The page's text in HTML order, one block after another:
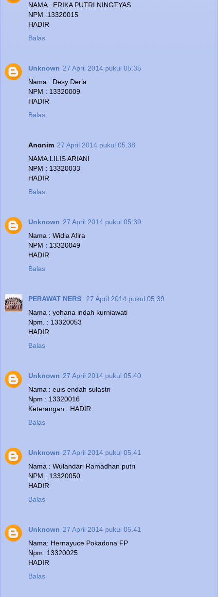
NAMA : ERIKA PUTRI NINGTYAS
NPM :13320015
HADIR
Balas
Unknown 27 April 2014 pukul 05.35
Nama : Desy Deria
NPM : 13320009
HADIR
Balas
Anonim 27 April 2014 pukul 05.38
NAMA:LILIS ARIANI
NPM : 13320033
HADIR
Balas
Unknown 27 April 2014 pukul 05.39
Nama : Widia Afira
NPM : 13320049
HADIR
Balas
PERAWAT NERS
27 April 2014 pukul 05.39
Nama : yohana indah kurniawati
Npm. : 13320053
HADIR
Balas
Unknown 27 April 2014 pukul 05.40
Nama : euis endah sulastri
Npm : 13320016
Keterangan : HADIR
Balas
Unknown 27 April 2014 pukul 05.41
Nama : Wulandari Ramadhan putri
NPM : 13320050
HADIR
Balas
Unknown 27 April 2014 pukul 05.41
Nama: Hernayuce Pokadona FP
Npm: 13320025
HADIR
Balas